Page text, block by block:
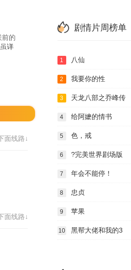
前的
详
面线路↓
面线路↓
剧情片周榜单
1 八仙
2 我要你的性
3 天龙八部之乔峰传
4 给阿嬷的情书
5 色，戒
6 ?完美世界剧场版
7 年会不能停！
8 忠贞
9 苹果
10 黑帮大佬和我的3